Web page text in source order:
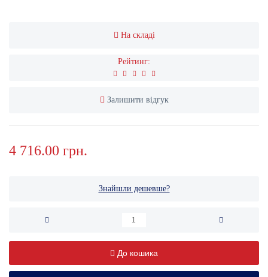
На складі
Рейтинг:
Залишити відгук
4 716.00 грн.
Знайшли дешевше?
До кошика